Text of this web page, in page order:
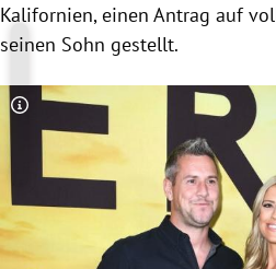
Kalifornien, einen Antrag auf
seinen Sohn gestellt.
Copyright-Hinweis öffnen/